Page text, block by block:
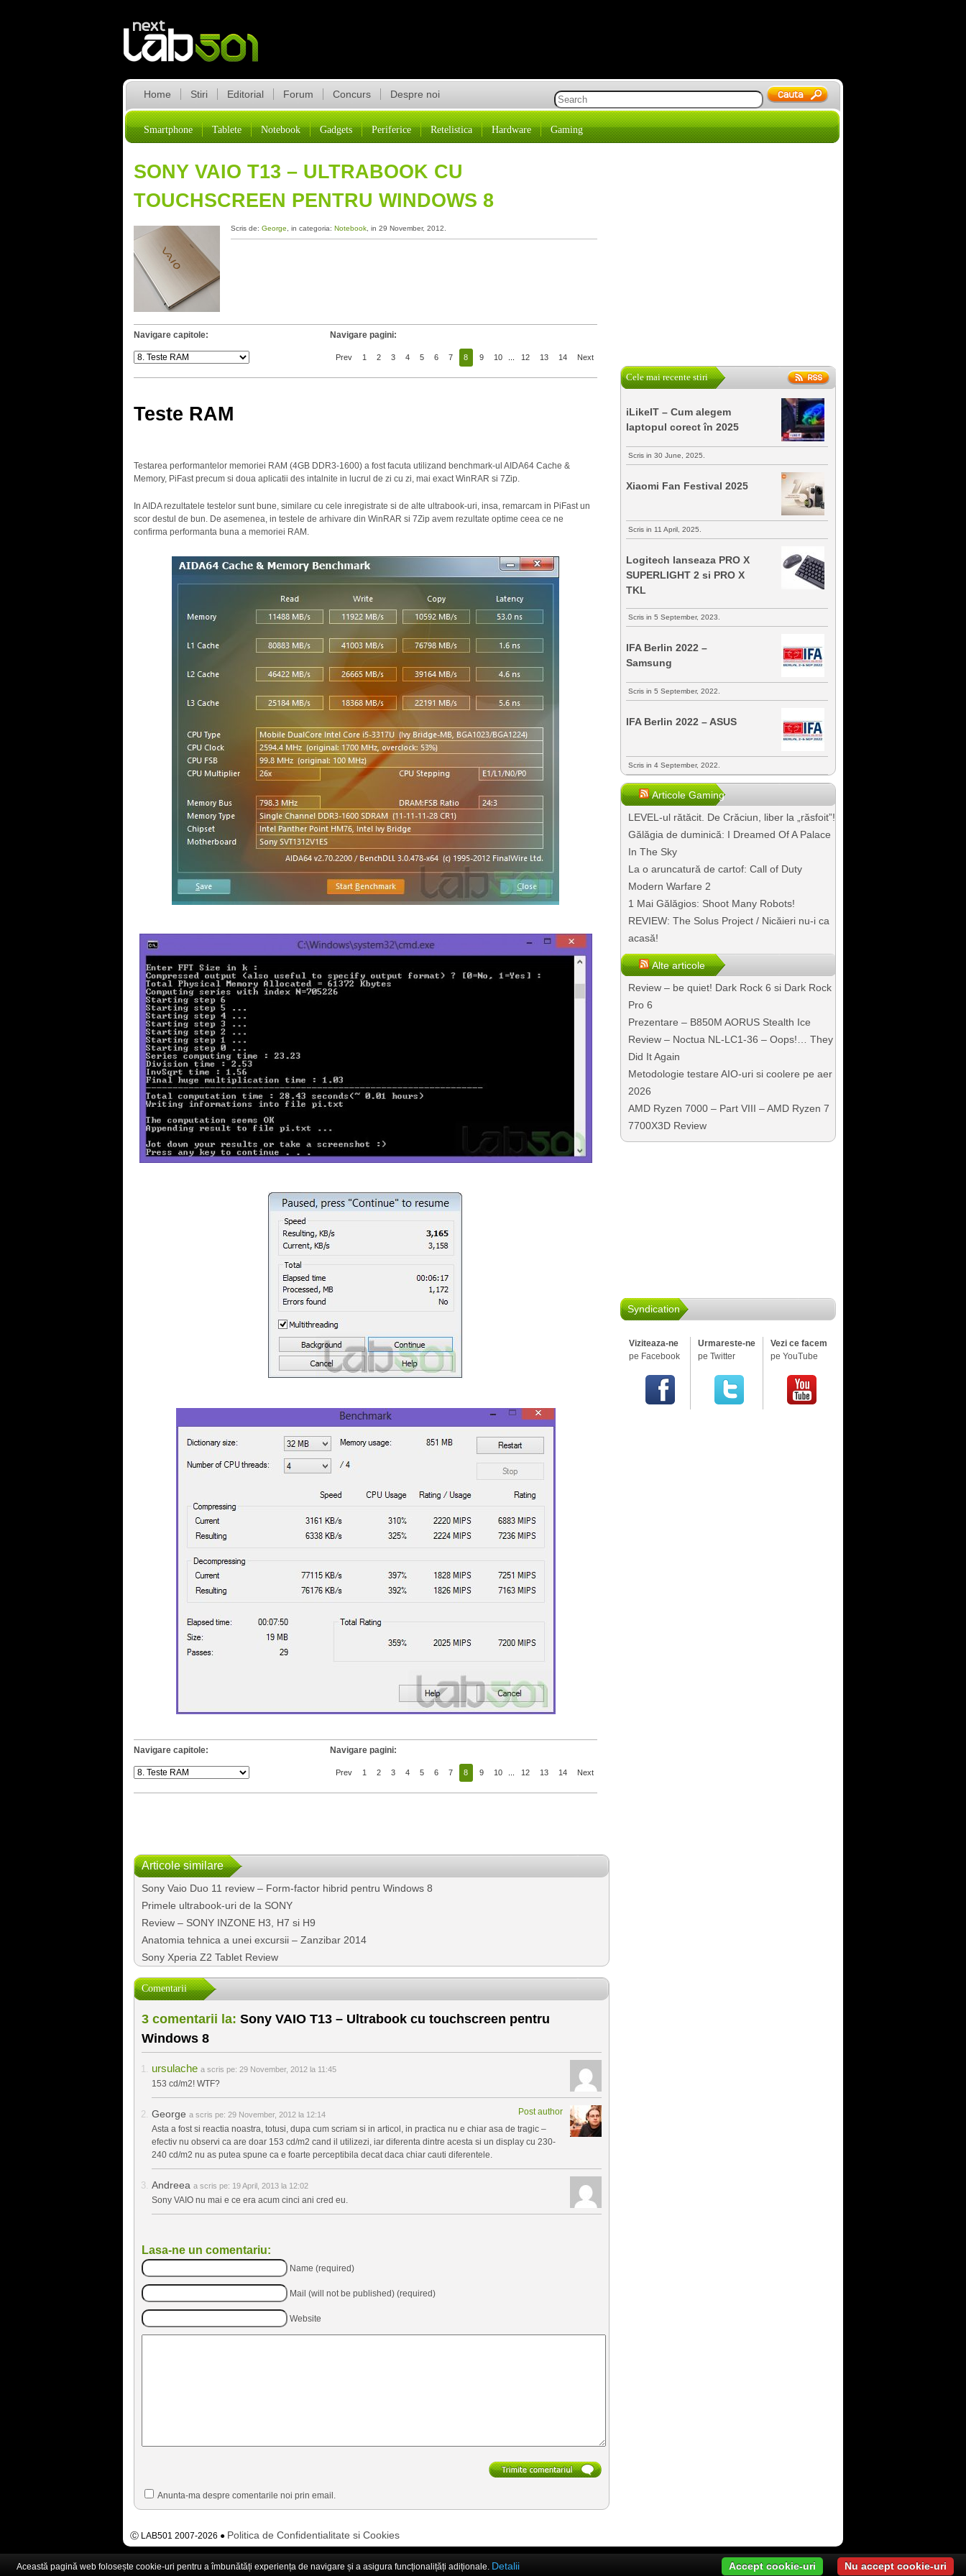
Home Stiri Editorial Forum Concurs Despre noi
Smartphone Tablete Notebook Gadgets Periferice Retelistica Hardware Gaming
SONY VAIO T13 – ULTRABOOK CU
TOUCHSCREEN PENTRU WINDOWS 8
Scris de: George , in categoria: Notebook , in 29 November, 2012.
Navigare capitole: Navigare pagini:
Prev 1 2 3 4 5 6 7 8 9 10 12 13 14 Next
Teste RAM
Testarea performantelor memoriei RAM (4GB DDR3-1600) a fost facuta utilizand benchmark-ul AIDA64 Cache &
Memory, PiFast precum si doua aplicatii des intalnite in lucrul de zi cu zi, mai exact WinRAR si 7Zip.
In AIDA rezultatele testelor sunt bune, similare cu cele inregistrate si de alte ultrabook-uri, insa, remarcam in PiFast un
scor destul de bun. De asemenea, in testele de arhivare din WinRAR si 7Zip avem rezultate optime ceea ce ne
confirma performanta buna a memoriei RAM.
Navigare capitole: Navigare pagini:
Prev 1 2 3 4 5 6 7 8 9 10 12 13 14 Next
Articole similare
Sony Vaio Duo 11 review – Form-factor hibrid pentru Windows 8
Primele ultrabook-uri de la SONY
Review – SONY INZONE H3, H7 si H9
Anatomia tehnica a unei excursii – Zanzibar 2014
Sony Xperia Z2 Tablet Review
Comentarii
3 comentarii la: Sony VAIO T13 – Ultrabook cu touchscreen pentru
Windows 8
ursulache a scris pe: 29 November, 2012 la 11:45
153 cd/m2! WTF?
George Post author
a scris pe: 29 November, 2012 la 12:14
Asta a fost si reactia noastra, totusi, dupa cum scriam si in articol, in practica nu e chiar asa de tragic –
efectiv nu observi ca are doar 153 cd/m2 cand il utilizezi, iar diferenta dintre acesta si un display cu 230-
240 cd/m2 nu as putea spune ca e foarte perceptibila decat daca chiar cauti diferentele.
Andreea a scris pe: 19 April, 2013 la 12:02
Sony VAIO nu mai e ce era acum cinci ani cred eu.
Lasa-ne un comentariu:
Name (required)
Mail (will not be published) (required)
Website
Anunta-ma despre comentarile noi prin email.
Cele mai recente stiri
iLikeIT – Cum alegem
laptopul corect în 2025
Scris in 30 June, 2025.
Xiaomi Fan Festival 2025
Scris in 11 April, 2025.
Logitech lanseaza PRO X
SUPERLIGHT 2 si PRO X
TKL
Scris in 5 September, 2023.
IFA Berlin 2022 –
Samsung
Scris in 5 September, 2022.
IFA Berlin 2022 – ASUS
Scris in 4 September, 2022.
Articole Gaming
LEVEL-ul rătăcit. De Crăciun, liber la „răsfoit”!
Gălăgia de duminică: I Dreamed Of A Palace
In The Sky
La o aruncatură de cartof: Call of Duty
Modern Warfare 2
1 Mai Gălăgios: Shoot Many Robots!
REVIEW: The Solus Project / Nicăieri nu-i ca
acasă!
Alte articole
Review – be quiet! Dark Rock 6 si Dark Rock
Pro 6
Prezentare – B850M AORUS Stealth Ice
Review – Noctua NL-LC1-36 – Oops!… They
Did It Again
Metodologie testare AIO-uri si coolere pe aer
2026
AMD Ryzen 7000 – Part VIII – AMD Ryzen 7
7700X3D Review
Syndication
Viziteaza-ne
pe Facebook
Urmareste-ne
pe Twitter
Vezi ce facem
pe YouTube
Ⓒ LAB501 2007-2026 ● Politica de Confidentialitate si Cookies
Această pagină web folosește cookie-uri pentru a îmbunătăți experiența de navigare și a asigura funcționalițăți adiționale. Detalii Nu accept cookie-uri
Accept cookie-uri